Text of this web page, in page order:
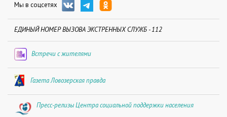
Мы в соцсетях
ЕДИНЫЙ НОМЕР ВЫЗОВА ЭКСТРЕННЫХ СЛУЖБ - 112
Встречи с жителями
Газета Ловозерская правда
Пресс-релизы Центра социальной поддержки населения